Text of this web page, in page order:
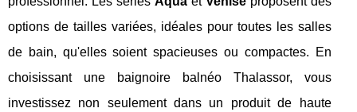
options de tailles variées, idéales pour toutes les salles
de bain, qu'elles soient spacieuses ou compactes. En
choisissant une baignoire balnéo Thalassor, vous
investissez non seulement dans un produit de haute